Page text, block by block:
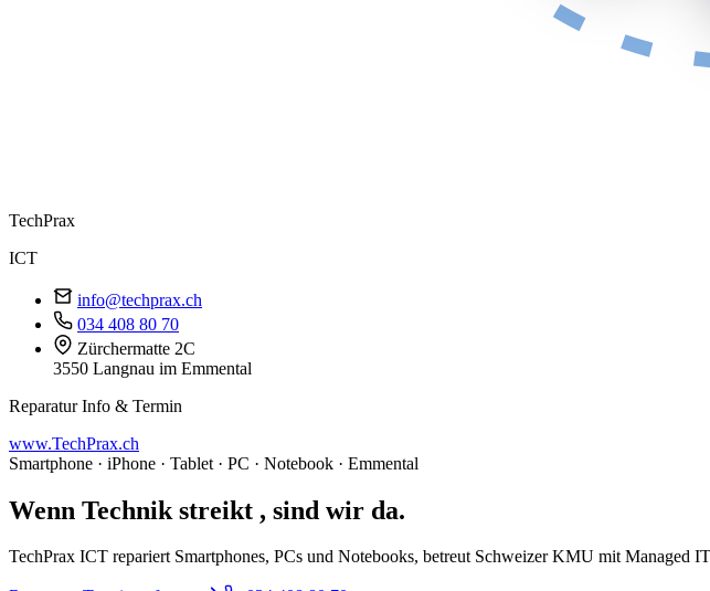
TechPrax
ICT
info@techprax.ch
034 408 80 70
Zürchermatte 2C
3550 Langnau im Emmental
Reparatur Info & Termin
www.TechPrax.ch
Smartphone · iPhone · Tablet · PC · Notebook · Emmental
Wenn Technik streikt , sind wir da.
TechPrax ICT repariert Smartphones, PCs und Notebooks, betreut Schweizer KMU mit